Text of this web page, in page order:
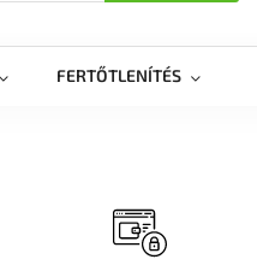
FERTŐTLENÍTÉS